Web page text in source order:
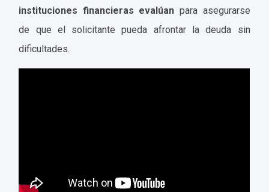
instituciones financieras evalúanpara asegurarse
de que el solicitante pueda afrontar la deuda sin
dificultades.